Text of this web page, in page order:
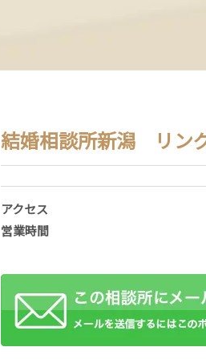
結婚相談所新潟 リン
アクセス
営業時間